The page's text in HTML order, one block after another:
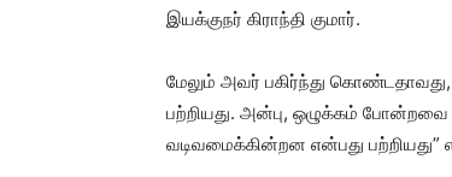
இயக்குநர் கிராந்தி குமார்.
மேலும் அவர் பகிர்ந்து
பற்றியது. அன்பு, ஒழுக்கம்
வடிவமைக்கின்றன என்பது பற்றியது”